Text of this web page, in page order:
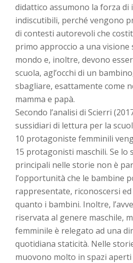
didattico assumono la forza di
indiscutibili, perché vengono
di contesti autorevoli che
primo approccio a una
mondo e, inoltre, devono
scuola, agl’occhi di un
sbagliare, esattamente come
mamma e papà.
Secondo l’analisi di Scierri
sussidiari di lettura per la
10 protagoniste femminili
15 protagonisti maschili. Se lo
principali nelle storie non è
l’opportunità che le bambine
rappresentate, riconoscersi
quanto i bambini. Inoltre,
riservata al genere maschile,
femminile è relegato ad una
quotidiana staticità. Nelle
muovono molto in spazi